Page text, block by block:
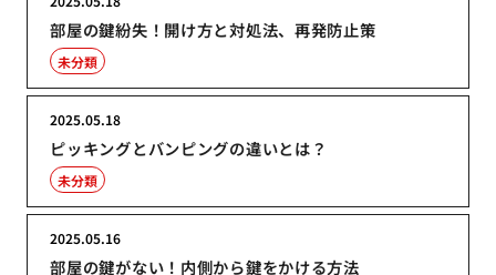
部屋の鍵紛失！開け方と対処法、再発防止策
未分類
ピッキングとバンピングの違いとは？
2025.05.18
未分類
部屋の鍵がない！内側から鍵をかける方法
2025.05.16